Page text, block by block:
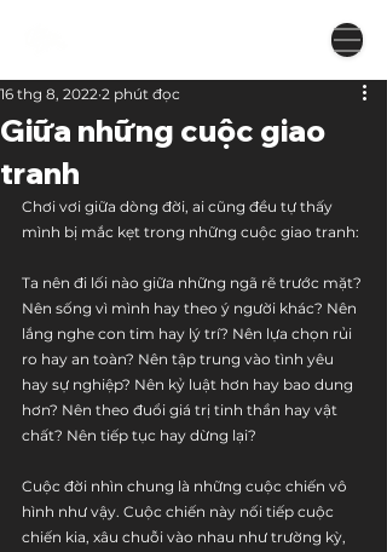
Giữa những cuộc giao
tranh
16 thg 8, 2022 2 phút đọc
Chơi vơi giữa dòng đời, ai cũng đều tự thấy
mình bị mắc kẹt trong những cuộc giao tranh:
Ta nên đi lối nào giữa những ngã rẽ trước mặt?
Nên sống vì mình hay theo ý người khác? Nên
lắng nghe con tim hay lý trí? Nên lựa chọn rủi
ro hay an toàn? Nên tập trung vào tình yêu
hay sự nghiệp? Nên kỷ luật hơn hay bao dung
hơn? Nên theo đuổi giá trị tinh thần hay vật
chất? Nên tiếp tục hay dừng lại?
Cuộc đời nhìn chung là những cuộc chiến vô
hình như vậy. Cuộc chiến này nối tiếp cuộc
chiến kia, xâu chuỗi vào nhau như trường kỳ,